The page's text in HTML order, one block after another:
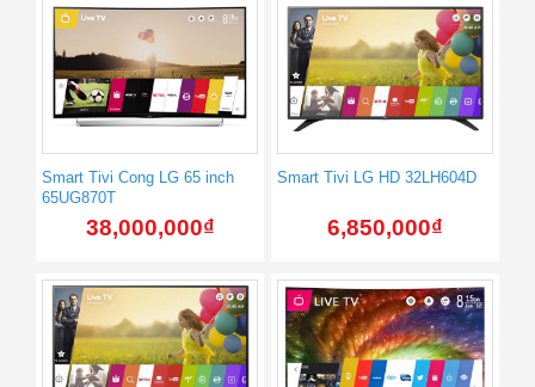
Smart Tivi Cong LG 65 inch
65UG870T
38,000,000₫
Smart Tivi LG HD 32LH604D
6,850,000₫